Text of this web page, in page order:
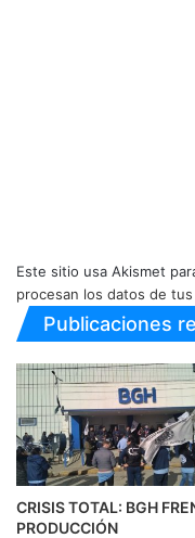
Este sitio usa Akismet
procesan los datos de
Publicaciones
CRISIS TOTAL: BGH
PRODUCCIÓN